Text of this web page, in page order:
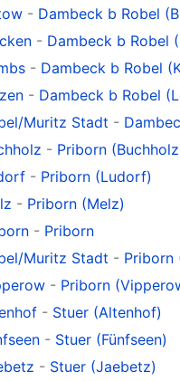
- Dambeck b Robel
- Dambeck b Robel
- Dambeck b Robel
- Dambeck b Robel
Muritz Stadt -
- Priborn
- Priborn (Ludorf)
- Priborn (Melz)
- Priborn
Muritz Stadt - Priborn
- Priborn
- Stuer (Altenhof)
- Stuer (Fünfseen)
- Stuer (Jaebetz)